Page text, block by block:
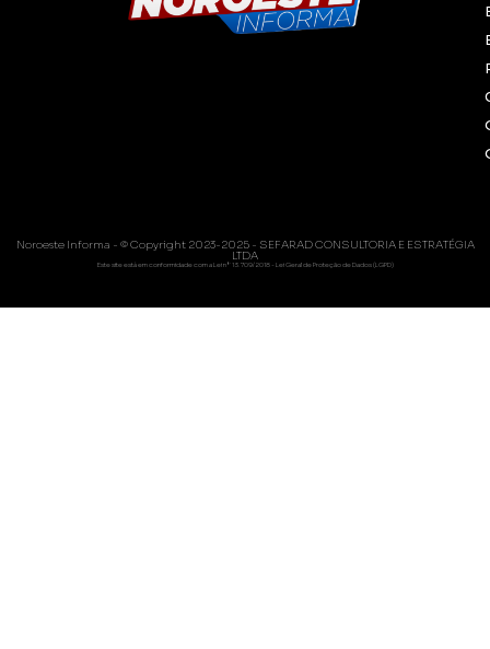
Noroeste Informa - © Copyright 2023-2025 - SEFARAD CONSULTORIA E ESTRATÉGIA
LTDA
Este site está em conformidade com a Lei nº 13.709/2018 - Lei Geral de Proteção de Dados (LGPD)